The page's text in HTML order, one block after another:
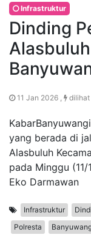
Infrastruktur
Dinding
11 Jan 2026 , dilihat
yang berada di
Alasbuluh
pada Minggu
Eko Darmawan
Infrastruktur
Polresta